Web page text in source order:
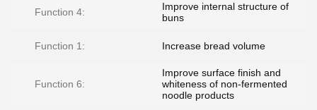
Function 4:
Improve internal structure of
buns
Function 1: Increase bread volume
Function 6:
Improve surface finish and
whiteness of non-fermented
noodle products